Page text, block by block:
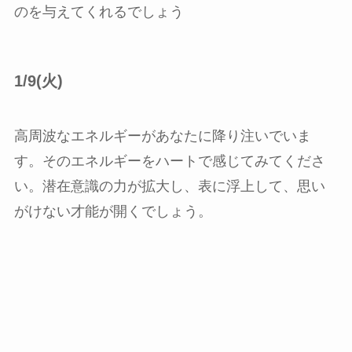
のを与えてくれるでしょう
1/9(火)
高周波なエネルギーがあなたに降り注いでいま
す。そのエネルギーをハートで感じてみてくださ
い。潜在意識の力が拡大し、表に浮上して、思い
がけない才能が開くでしょう。